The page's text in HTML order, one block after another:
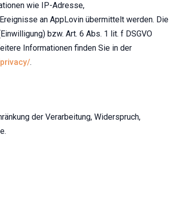
wie IP-Adresse,
an AppLovin übermittelt werden. Die
bzw. Art. 6 Abs. 1 lit. f DSGVO
Informationen finden Sie in der
.
der Verarbeitung, Widerspruch,